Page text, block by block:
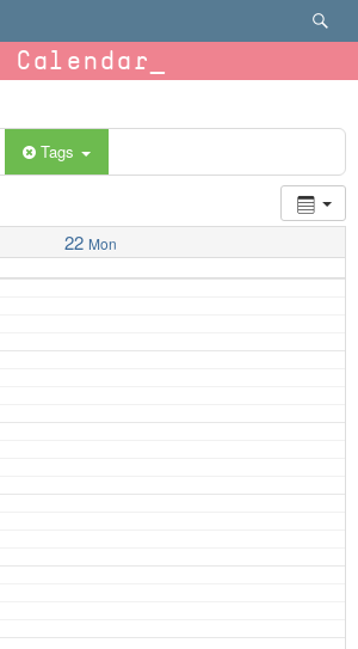
Calendar
Tags
22 Mon